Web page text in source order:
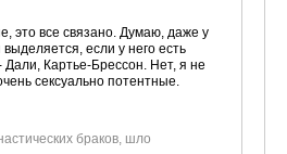
это все связано. Думаю, даже у
если у него есть
Картье-Брессон. Нет, я не
сексуально потентные.
браков, шло